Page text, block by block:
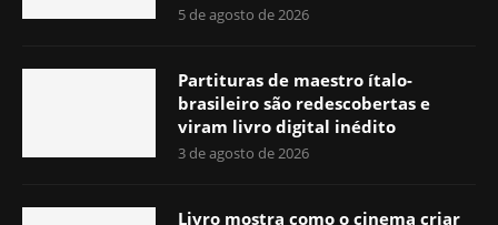
5 de agosto de 2026
Partituras de maestro ítalo-
brasileiro são redescobertas e
viram livro digital inédito
3 de agosto de 2026
Livro mostra como o cinema criar